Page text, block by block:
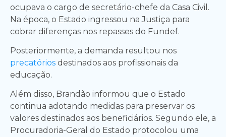
ocupava o cargo de secretário-chefe da Casa Civil.
Na época, o Estado ingressou na Justiça para
cobrar diferenças nos repasses do Fundef.
Posteriormente, a demanda resultou nos
precatórios destinados aos profissionais da
educação.
Além disso, Brandão informou que o Estado
continua adotando medidas para preservar os
valores destinados aos beneficiários. Segundo ele, a
Procuradoria-Geral do Estado protocolou uma